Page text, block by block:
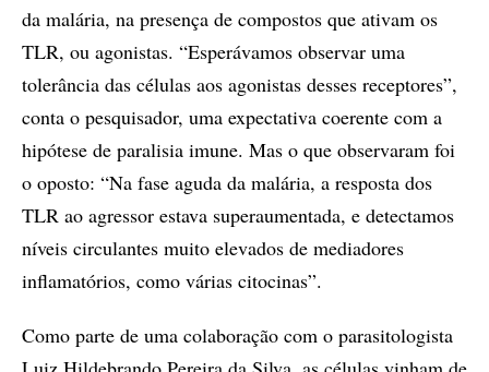
da malária, na presença de compostos que ativam os
TLR, ou agonistas. “Esperávamos observar uma
tolerância das células aos agonistas desses receptores”,
conta o pesquisador, uma expectativa coerente com a
hipótese de paralisia imune. Mas o que observaram foi
o oposto: “Na fase aguda da malária, a resposta dos
TLR ao agressor estava superaumentada, e detectamos
níveis circulantes muito elevados de mediadores
inflamatórios, como várias citocinas”.
Como parte de uma colaboração com o parasitologista